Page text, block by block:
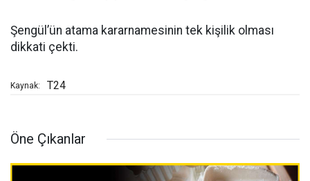
Şengül’ün atama kararnamesinin tek kişilik olması
dikkati çekti.
Kaynak: T24
Öne Çıkanlar